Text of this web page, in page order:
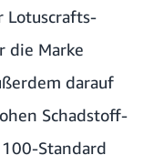
Lotuscrafts-
die Marke
darauf
Schadstoff-
Standard